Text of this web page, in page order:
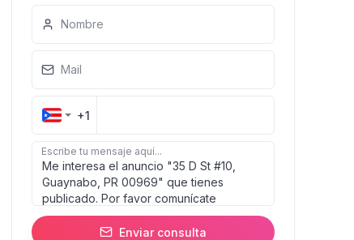
Nombre
Mail
+1
Escribe tu mensaje aquí...
Enviar consulta